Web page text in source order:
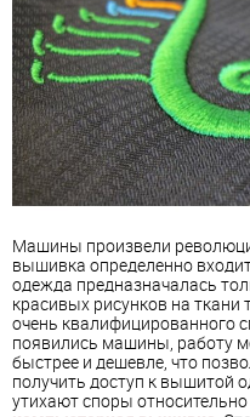
Машины произвели
вышивка определенно
одежда предназначалась
красивых рисунков на ткани
очень квалифицированного
появились машины, работу
быстрее и дешевле, что
получить доступ к вышитой
утихают споры